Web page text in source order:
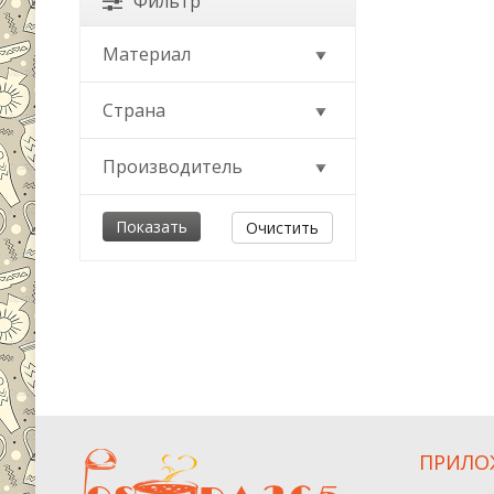
Материал
Страна
Производитель
Очистить